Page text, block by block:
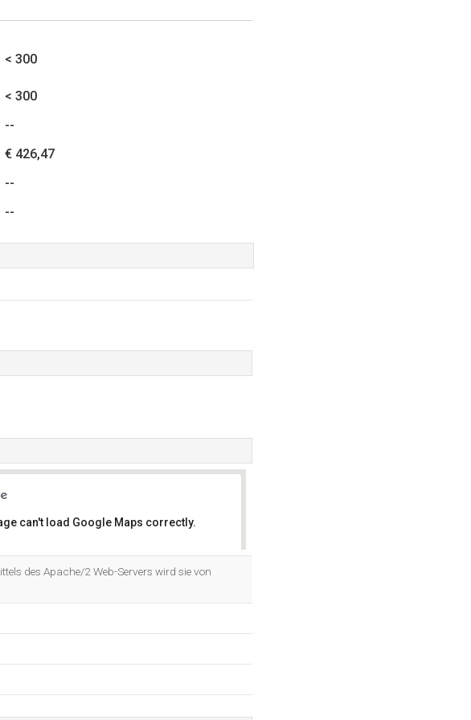
< 300
< 300
--
€ 426,47
--
--
can't load Google Maps correctly.
des Apache/2 Web-Servers wird sie von